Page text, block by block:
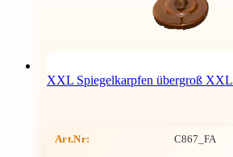
XXL Spiegelkarpfen übergroß XXL
Art.Nr: C867_FA